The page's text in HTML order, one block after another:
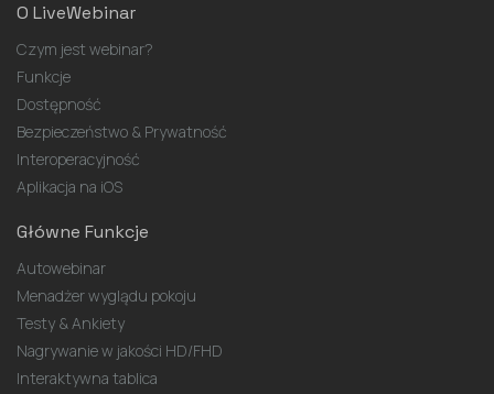
O LiveWebinar
Czym jest webinar?
Funkcje
Dostępność
Bezpieczeństwo & Prywatność
Interoperacyjność
Aplikacja na iOS
Główne Funkcje
Autowebinar
Menadżer wyglądu pokoju
Testy & Ankiety
Nagrywanie w jakości HD/FHD
Interaktywna tablica